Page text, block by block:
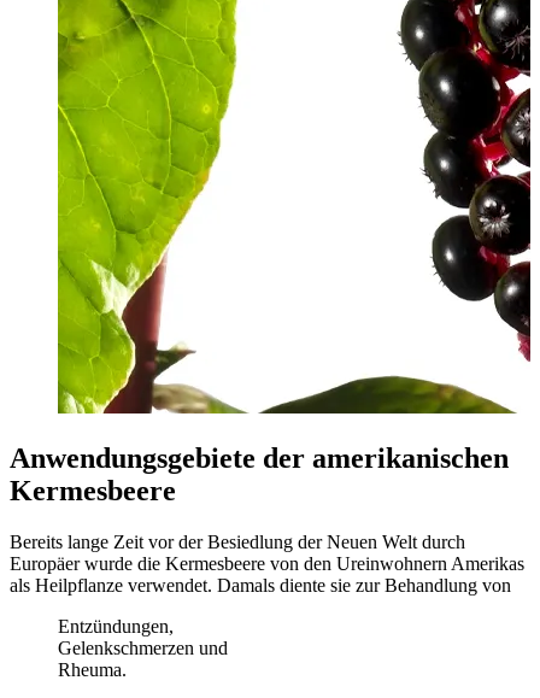
Anwendungsgebiete der amerikanischen
Kermesbeere
Bereits lange Zeit vor der Besiedlung der Neuen Welt durch
Europäer wurde die Kermesbeere von den Ureinwohnern Amerikas
als Heilpflanze verwendet. Damals diente sie zur Behandlung von
Entzündungen,
Gelenkschmerzen und
Rheuma.